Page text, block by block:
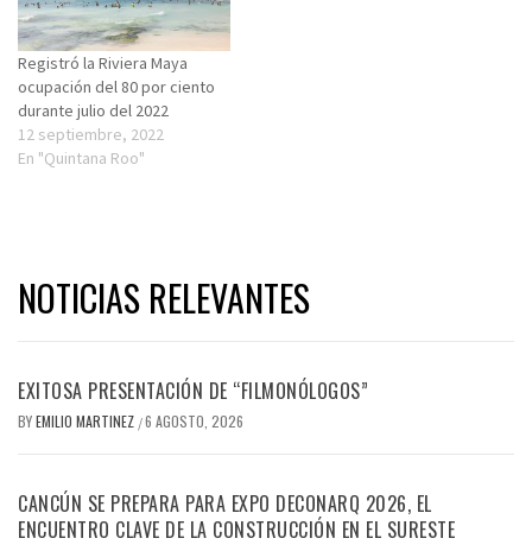
Registró la Riviera Maya
ocupación del 80 por ciento
durante julio del 2022
12 septiembre, 2022
En "Quintana Roo"
NOTICIAS RELEVANTES
EXITOSA PRESENTACIÓN DE “FILMONÓLOGOS”
BYEMILIO MARTINEZ /6 AGOSTO, 2026
CANCÚN SE PREPARA PARA EXPO DECONARQ 2026, EL
ENCUENTRO CLAVE DE LA CONSTRUCCIÓN EN EL SURESTE